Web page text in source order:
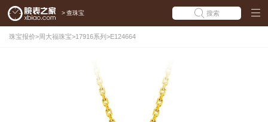
> 查珠宝 搜索
珠宝报价> 周大福珠宝>17916系列 >E124664